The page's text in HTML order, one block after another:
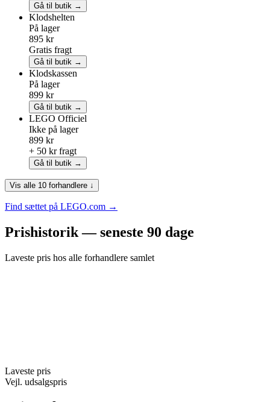
Gå til butik →
Klodshelten
På lager
895 kr
Gratis fragt
Gå til butik →
Klodskassen
På lager
899 kr
Gå til butik →
LEGO Officiel
Ikke på lager
899 kr
+ 50 kr fragt
Gå til butik →
Vis alle 10 forhandlere ↓
Find sættet på LEGO.com →
Prishistorik — seneste 90 dage
Laveste pris hos alle forhandlere samlet
Laveste pris
Vejl. udsalgspris